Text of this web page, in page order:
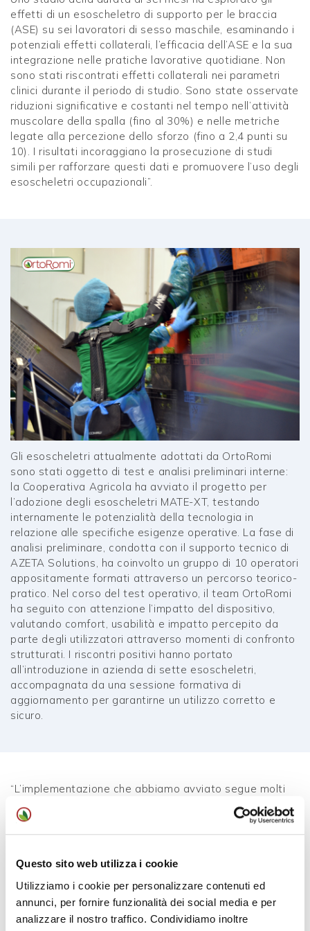
Questo sito web utilizza i cookie
Utilizziamo i cookie per personalizzare contenuti ed
annunci, per fornire funzionalità dei social media e per
analizzare il nostro traffico. Condividiamo inoltre
effetti di un esoscheletro di supporto per le braccia
(ASE) su sei lavoratori di sesso maschile, esaminando i
potenziali effetti collaterali, l’efficacia dell’ASE e la sua
integrazione nelle pratiche lavorative quotidiane. Non
sono stati riscontrati effetti collaterali nei parametri
clinici durante il periodo di studio. Sono state osservate
riduzioni significative e costanti nel tempo nell’attività
muscolare della spalla (fino al 30%) e nelle metriche
legate alla percezione dello sforzo (fino a 2,4 punti su
10). I risultati incoraggiano la prosecuzione di studi
simili per rafforzare questi dati e promuovere l’uso degli
esoscheletri occupazionali”.
Gli esoscheletri attualmente adottati da OrtoRomi
sono stati oggetto di test e analisi preliminari interne:
la Cooperativa Agricola ha avviato il progetto per
l’adozione degli esoscheletri MATE-XT, testando
internamente le potenzialità della tecnologia in
relazione alle specifiche esigenze operative. La fase di
analisi preliminare, condotta con il supporto tecnico di
AZETA Solutions, ha coinvolto un gruppo di 10 operatori
appositamente formati attraverso un percorso teorico-
pratico. Nel corso del test operativo, il team OrtoRomi
ha seguito con attenzione l’impatto del dispositivo,
valutando comfort, usabilità e impatto percepito da
parte degli utilizzatori attraverso momenti di confronto
strutturati. I riscontri positivi hanno portato
all’introduzione in azienda di sette esoscheletri,
accompagnata da una sessione formativa di
aggiornamento per garantirne un utilizzo corretto e
sicuro.
“L’implementazione che abbiamo avviato segue molti
dei passaggi previsti dalla UNI/TR 11950:2024, la linea
guida tecnica raccomandata per orientare l’adozione
corretta e consapevole degli esoscheletri
fornisce un percorso strutturato per la valutazione
preliminare e l’adozione di questi importanti dispositivi -
dichiara Luca Chinaglia, AD e Direttore Risorse Umane
di OrtoRomi. Questo ci posiziona tra le prime realtà
italiane a seguire un approccio metodico, in linea con le